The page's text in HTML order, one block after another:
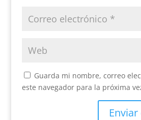
Guarda mi nombre, correo
este navegador para la próxima